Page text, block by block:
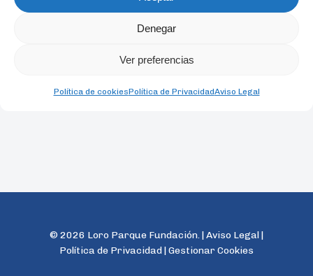
Denegar
Ver preferencias
Política de cookiesPolítica de PrivacidadAviso Legal
© 2026 Loro Parque Fundación. |Aviso Legal|
Política de Privacidad|Gestionar Cookies